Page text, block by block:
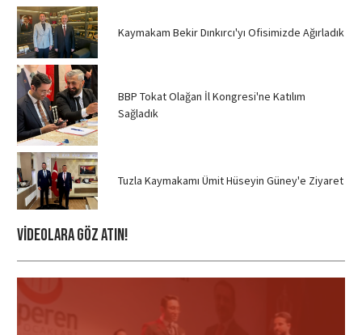
Kaymakam Bekir Dınkırcı'yı Ofisimizde Ağırladık
BBP Tokat Olağan İl Kongresi'ne Katılım
Sağladık
Tuzla Kaymakamı Ümit Hüseyin Güney'e Ziyaret
Videolara Göz ATIN!